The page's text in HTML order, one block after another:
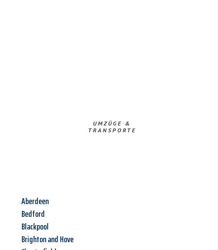
UMZÜGE &
TRANSPORTE
Aberdeen
Bedford
Blackpool
Brighton and Hove